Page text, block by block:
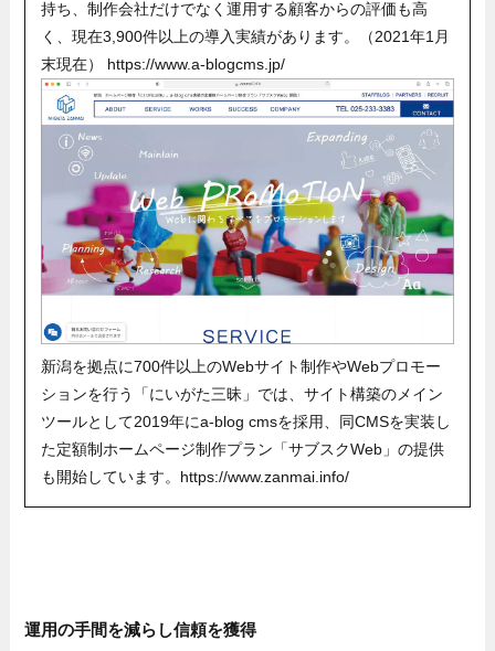
持ち、制作会社だけでなく運用する顧客からの評価も高
く、現在3,900件以上の導入実績があります。（2021年1月
末現在） https://www.a-blogcms.jp/
新潟を拠点に700件以上のWebサイト制作やWebプロモー
ションを行う「にいがた三昧」では、サイト構築のメイン
ツールとして2019年にa-blog cmsを採用、同CMSを実装し
た定額制ホームページ制作プラン「サブスクWeb」の提供
も開始しています。https://www.zanmai.info/
運用の手間を減らし信頼を獲得